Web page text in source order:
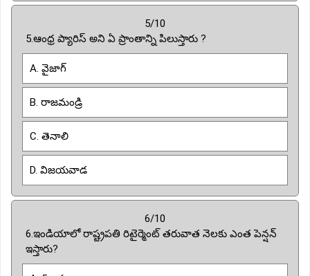
5/10
5.ఆంధ్ర ప్యారిస్ అని ఏ ప్రాంతాన్ని పిలుస్తారు ?
A. వైజాగ్
B. రాజమండ్రి
C. తెనాలి
D. విజయవాడ
6/10
6.ఇండియాలో రాష్ట్రపతి రిటైర్మెంట్ తరువాత నెలకు ఎంత పెన్షన్
ఇస్తారు?